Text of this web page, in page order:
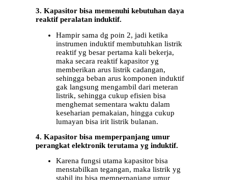
3. Kapasitor bisa memenuhi kebutuhan daya
reaktif peralatan induktif.
Hampir sama dg poin 2, jadi ketika
instrumen induktif membutuhkan listrik
reaktif yg besar pertama kali bekerja,
maka secara reaktif kapasitor yg
memberikan arus listrik cadangan,
sehingga beban arus komponen induktif
gak langsung mengambil dari meteran
listrik, sehingga cukup efisien bisa
menghemat sementara waktu dalam
keseharian pemakaian, hingga cukup
lumayan bisa irit listrik bulanan.
4. Kapasitor bisa memperpanjang umur
perangkat elektronik terutama yg induktif.
Karena fungsi utama kapasitor bisa
menstabilkan tegangan, maka listrik yg
stabil itu bisa memperpanjang umur